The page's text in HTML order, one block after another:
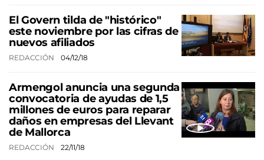
El Govern tilda de "histórico"
este noviembre por las cifras de
nuevos afiliados
REDACCIÓN 04/12/18
Armengol anuncia una segunda
convocatoria de ayudas de 1,5
millones de euros para reparar
daños en empresas del Llevant
de Mallorca
REDACCIÓN 22/11/18